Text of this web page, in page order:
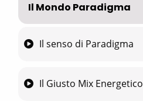
Il Mondo Paradigma
Il senso di Paradigma
Il Giusto Mix Energetico